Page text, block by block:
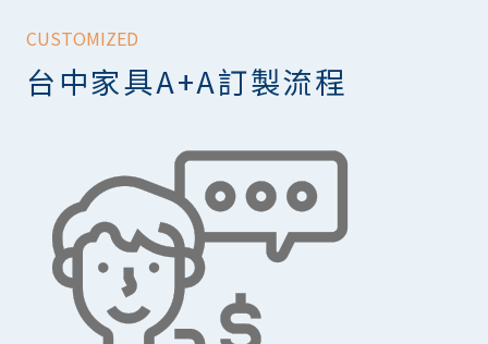
CUSTOMIZED
台中家具A+A訂製流程